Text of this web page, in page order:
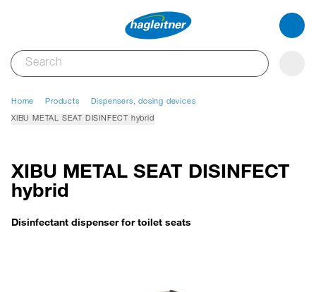
Home Products Dispensers, dosing devices
XIBU METAL SEAT DISINFECT hybrid
XIBU METAL SEAT DISINFECT
hybrid
Disinfectant dispenser for toilet seats